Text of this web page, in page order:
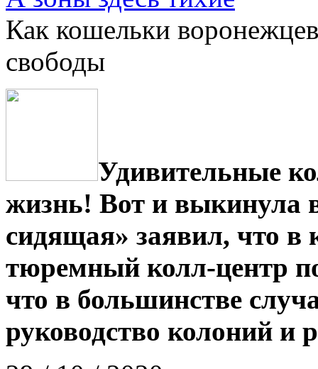
Как кошельки
свободы
Удивительные
жизнь! Вот и выкинула
сидящая» заявил, что в
тюремный колл-центр
что в большинстве
руководство колоний и